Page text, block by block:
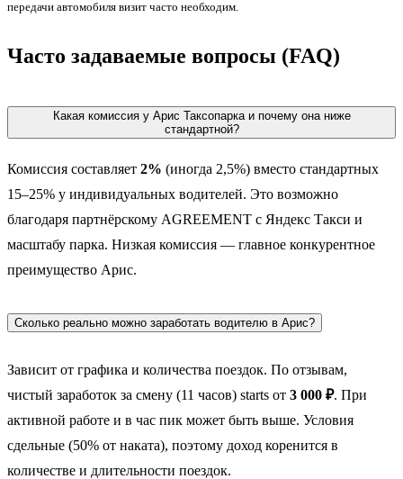
передачи автомобиля визит часто необходим.
Часто задаваемые вопросы (FAQ)
Какая комиссия у Арис Таксопарка и почему она ниже
стандартной?
Комиссия составляет 2% (иногда 2,5%) вместо стандартных
15–25% у индивидуальных водителей. Это возможно
благодаря партнёрскому AGREEMENT с Яндекс Такси и
масштабу парка. Низкая комиссия — главное конкурентное
преимущество Арис.
Сколько реально можно заработать водителю в Арис?
Зависит от графика и количества поездок. По отзывам,
чистый заработок за смену (11 часов) starts от 3 000 ₽. При
активной работе и в час пик может быть выше. Условия
сдельные (50% от наката), поэтому доход коренится в
количестве и длительности поездок.